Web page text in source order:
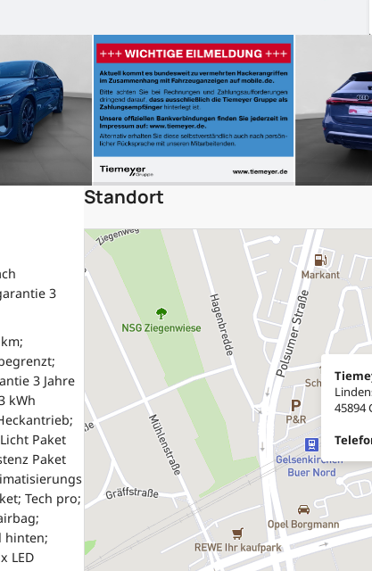
3
3 Jahre
kWh
Paket
Paket
Tech pro;
hinten;
LED
Standort
45894